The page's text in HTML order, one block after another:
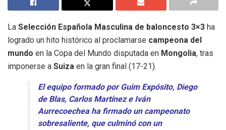
La Selección Española Masculina de baloncesto 3×3 ha
logrado un hito histórico al proclamarse campeona del
mundo en la Copa del Mundo disputada en Mongolia, tras
imponerse a Suiza en la gran final (17-21).
El equipo formado por Guim Expósito, Diego
de Blas, Carlos Martínez e Iván
Aurrecoechea ha firmado un campeonato
sobresaliente, que culminó con un